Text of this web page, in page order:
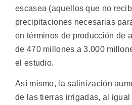
escasea (aquellos que no
precipitaciones necesarias
en términos de producción de
de 470 millones a 3.000
el estudio.
Así mismo, la salinización
de las tierras irrigadas, al igual